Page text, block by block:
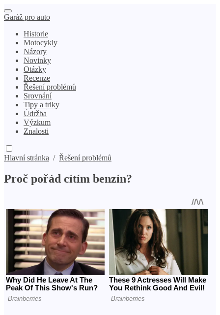
Garáž pro auto
Historie
Motocykly
Názory
Novinky
Otázky
Recenze
Řešení problémů
Srovnání
Tipy a triky
Údržba
Výzkum
Znalosti
Hlavní stránka / Řešení problémů
Proč pořád cítím benzín?